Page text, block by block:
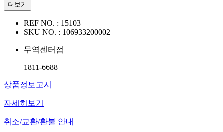
더보기
REF NO. : 15103
SKU NO. : 106933200002
무역센터점
1811-6688
상품정보고시
자세히보기
취소/교환/환불 안내